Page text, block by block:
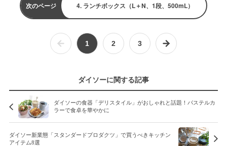
次のページ 4. ランチボックス（L＋N、1段、500mL）
1 2 3
ダイソーに関する記事
ダイソーの食器「デリスタイル」がおしゃれと話題！パステルカ
ラーで食卓を華やかに
ダイソー新業態「スタンダードプロダクツ」で買うべきキッチン
アイテム8選